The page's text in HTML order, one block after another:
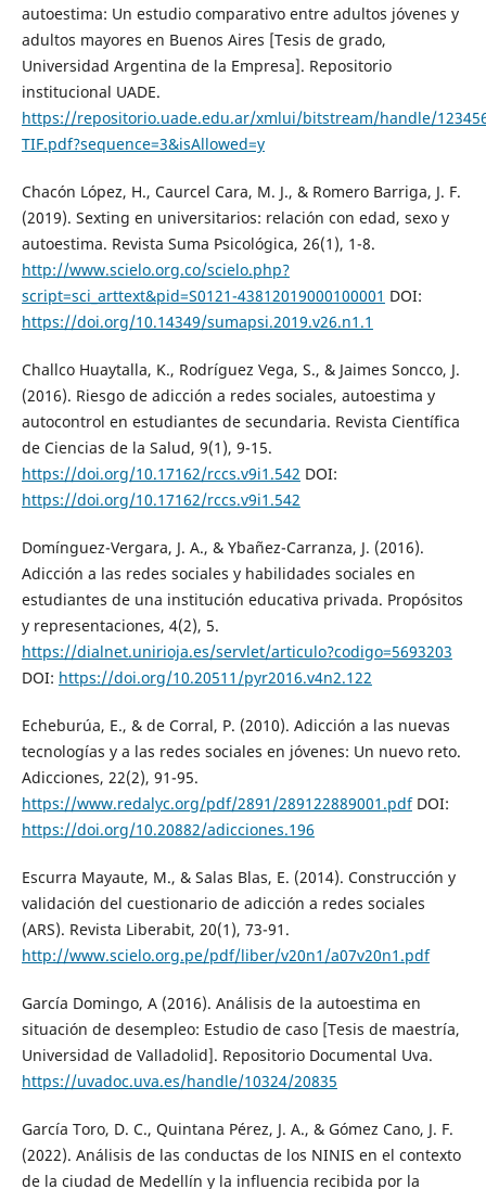
autoestima: Un estudio comparativo entre adultos jóvenes y
adultos mayores en Buenos Aires [Tesis de grado,
Universidad Argentina de la Empresa]. Repositorio
institucional UADE.
https://repositorio.uade.edu.ar/xmlui/bitstream/handle/
TIF.pdf?sequence=3&isAllowed=y
Chacón López, H., Caurcel Cara, M. J., & Romero Barriga, J. F.
(2019). Sexting en universitarios: relación con edad, sexo y
autoestima. Revista Suma Psicológica, 26(1), 1-8.
http://www.scielo.org.co/scielo.php?
script=sci_arttext&pid=S0121-43812019000100001 DOI:
https://doi.org/10.14349/sumapsi.2019.v26.n1.1
Challco Huaytalla, K., Rodríguez Vega, S., & Jaimes Soncco, J.
(2016). Riesgo de adicción a redes sociales, autoestima y
autocontrol en estudiantes de secundaria. Revista Científica
de Ciencias de la Salud, 9(1), 9-15.
https://doi.org/10.17162/rccs.v9i1.542 DOI:
https://doi.org/10.17162/rccs.v9i1.542
Domínguez-Vergara, J. A., & Ybañez-Carranza, J. (2016).
Adicción a las redes sociales y habilidades sociales en
estudiantes de una institución educativa privada. Propósitos
y representaciones, 4(2), 5.
https://dialnet.unirioja.es/servlet/articulo?codigo=5693203
DOI: https://doi.org/10.20511/pyr2016.v4n2.122
Echeburúa, E., & de Corral, P. (2010). Adicción a las nuevas
tecnologías y a las redes sociales en jóvenes: Un nuevo reto.
Adicciones, 22(2), 91-95.
https://www.redalyc.org/pdf/2891/289122889001.pdfDOI:
https://doi.org/10.20882/adicciones.196
Escurra Mayaute, M., & Salas Blas, E. (2014). Construcción y
validación del cuestionario de adicción a redes sociales
(ARS). Revista Liberabit, 20(1), 73-91.
http://www.scielo.org.pe/pdf/liber/v20n1/a07v20n1.pdf
García Domingo, A (2016). Análisis de la autoestima en
situación de desempleo: Estudio de caso [Tesis de maestría,
Universidad de Valladolid]. Repositorio Documental Uva.
https://uvadoc.uva.es/handle/10324/20835
García Toro, D. C., Quintana Pérez, J. A., & Gómez Cano, J. F.
(2022). Análisis de las conductas de los NINIS en el contexto
de la ciudad de Medellín y la influencia recibida por la